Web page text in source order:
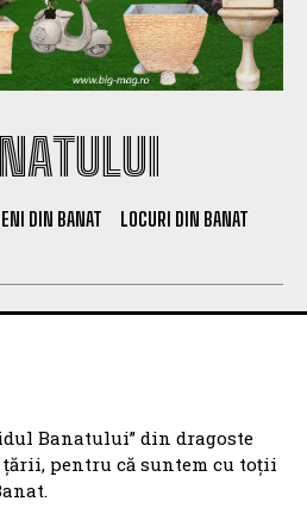
DIN BANAT
LOCURI DIN BANAT
Banatului” din dragoste
țării, pentru că suntem cu toții